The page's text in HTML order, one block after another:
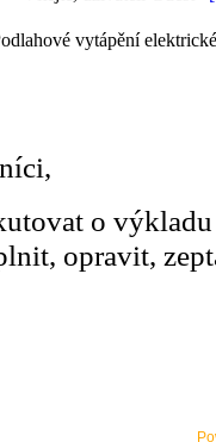
vytápění
o
opravit,